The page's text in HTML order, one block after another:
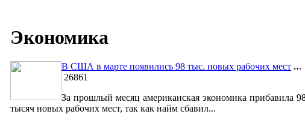
Экономика
В США в марте появились 98 тыс. новых рабочих мест
26861
За прошлый месяц американская экономика прибавила
тысяч новых рабочих мест, так как найм сбавил...